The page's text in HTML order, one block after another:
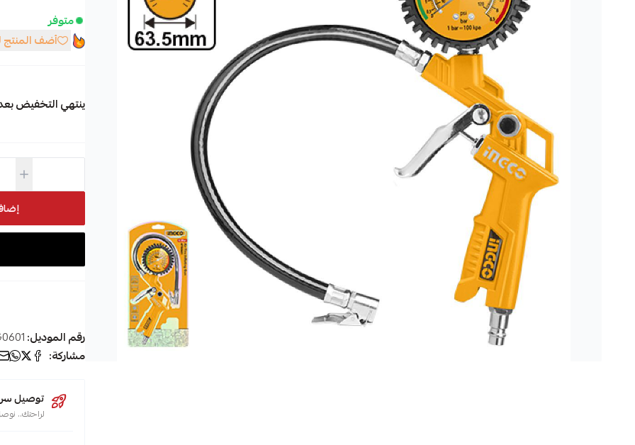
متوفر
أضف
ينتهي التخفيض
رقم الموديل:
مشاركة:
توصيل سريع
لراحتك.. نوصل